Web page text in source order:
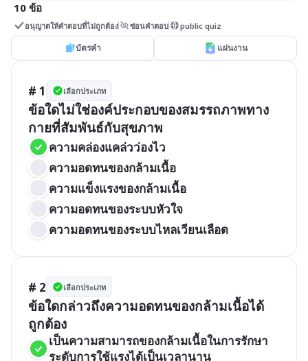
10 ข้อ
อนุญาตให้คำตอบที่ไม่ถูกต้อง ซ่อนคำตอบ public quiz
บัตรคำ แผ่นงาน
# 1 เลือกประเภท
ข้อใดไม่ใช่องค์ประกอบของสมรรถภาพทาง
กายที่สัมพันธ์กับสุขภาพ
ความอดทนของกล้ามเนื้อ
ความแข็งแรงของกล้ามเนื้อ
ความอดทนของระบบหัวใจ
ความอดทนของระบบไหลเวียนเลือด
# 2 เลือกประเภท
ข้อใดกล่าวถึงความอดทนของกล้ามเนื้อได้
ถูกต้อง
เป็นความสามารถของกล้ามเนื้อในการรักษา